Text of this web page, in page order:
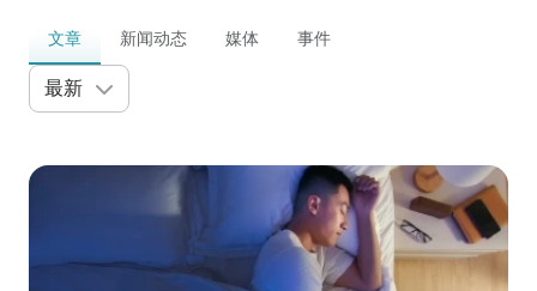
文章 新闻动态 媒体 事件